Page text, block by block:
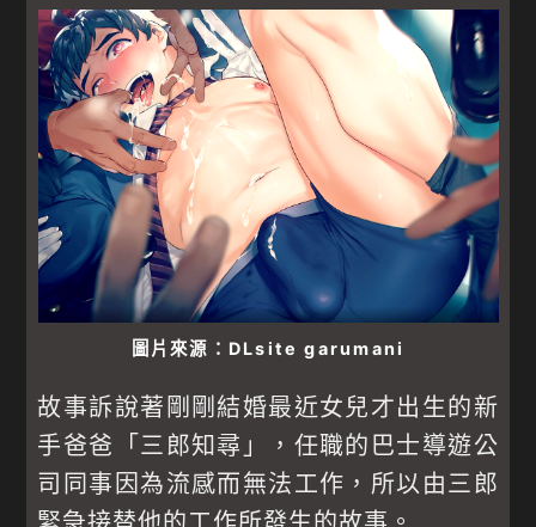
圖片來源：DLsite garumani
故事訴說著剛剛結婚最近女兒才出生的新
手爸爸「三郎知尋」，任職的巴士導遊公
司同事因為流感而無法工作，所以由三郎